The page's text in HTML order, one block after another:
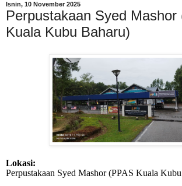
Isnin, 10 November 2025
Perpustakaan Syed Mashor
Kuala Kubu Baharu)
Lokasi:
Perpustakaan Syed Mashor (PPAS Kuala